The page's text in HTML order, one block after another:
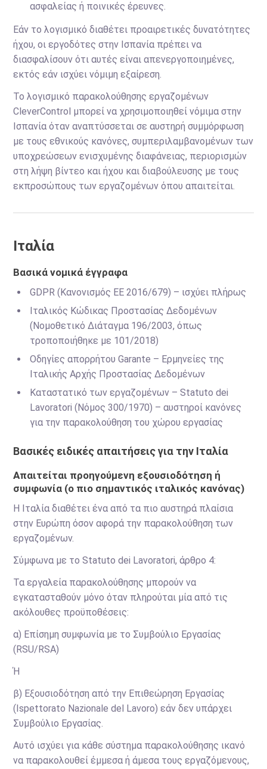
ασφαλείας ή ποινικές έρευνες.
Εάν το λογισμικό διαθέτει προαιρετικές δυνατότητες
ήχου, οι εργοδότες στην Ισπανία πρέπει να
διασφαλίσουν ότι αυτές είναι απενεργοποιημένες,
εκτός εάν ισχύει νόμιμη εξαίρεση.
Το λογισμικό παρακολούθησης εργαζομένων
CleverControl μπορεί να χρησιμοποιηθεί νόμιμα στην
Ισπανία όταν αναπτύσσεται σε αυστηρή συμμόρφωση
με τους εθνικούς κανόνες, συμπεριλαμβανομένων των
υποχρεώσεων ενισχυμένης διαφάνειας, περιορισμών
στη λήψη βίντεο και ήχου και διαβούλευσης με τους
εκπροσώπους των εργαζομένων όπου απαιτείται.
Ιταλία
Βασικά νομικά έγγραφα
GDPR (Κανονισμός ΕΕ 2016/679) – ισχύει πλήρως
Ιταλικός Κώδικας Προστασίας Δεδομένων
(Νομοθετικό Διάταγμα 196/2003, όπως
τροποποιήθηκε με 101/2018)
Οδηγίες απορρήτου Garante – Ερμηνείες της
Ιταλικής Αρχής Προστασίας Δεδομένων
Καταστατικό των εργαζομένων – Statuto dei
Lavoratori (Νόμος 300/1970) – αυστηροί κανόνες
για την παρακολούθηση του χώρου εργασίας
Βασικές ειδικές απαιτήσεις για την Ιταλία
Απαιτείται προηγούμενη εξουσιοδότηση ή
συμφωνία (ο πιο σημαντικός ιταλικός κανόνας)
Η Ιταλία διαθέτει ένα από τα πιο αυστηρά πλαίσια
στην Ευρώπη όσον αφορά την παρακολούθηση των
εργαζομένων.
Σύμφωνα με το Statuto dei Lavoratori, άρθρο 4:
Τα εργαλεία παρακολούθησης μπορούν να
εγκατασταθούν μόνο όταν πληρούται μία από τις
ακόλουθες προϋποθέσεις:
α) Επίσημη συμφωνία με το Συμβούλιο Εργασίας
(RSU/RSA)
Ή
β) Εξουσιοδότηση από την Επιθεώρηση Εργασίας
(Ispettorato Nazionale del Lavoro) εάν δεν υπάρχει
Συμβούλιο Εργασίας.
Αυτό ισχύει για κάθε σύστημα παρακολούθησης ικανό
να παρακολουθεί έμμεσα ή άμεσα τους εργαζόμενους,